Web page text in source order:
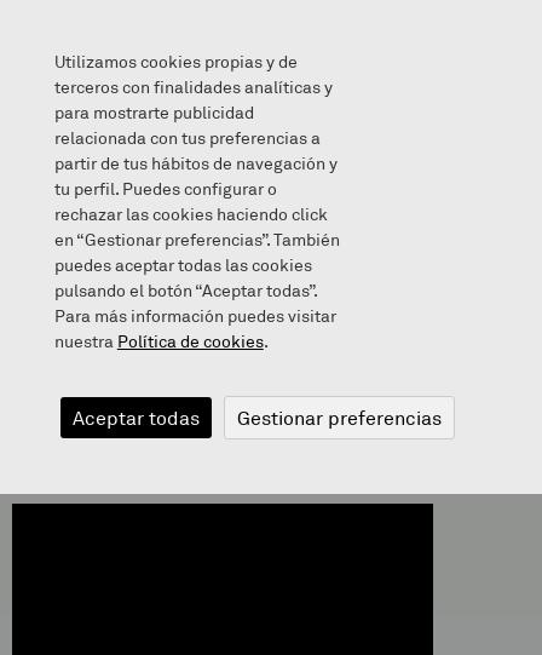
ZEURE BURUA ONARTU!
2020/05/16
ZEURE BURUA
ONARTU!
Utilizamos cookies propias y de
terceros con finalidades analíticas y
para mostrarte publicidad
relacionada con tus preferencias a
partir de tus hábitos de navegación y
tu perfil. Puedes configurar o
rechazar las cookies haciendo click
en “Gestionar preferencias”. También
puedes aceptar todas las cookies
pulsando el botón “Aceptar todas”.
Para más información puedes visitar
nuestra Política de cookies.
Aceptar todas Gestionar preferencias